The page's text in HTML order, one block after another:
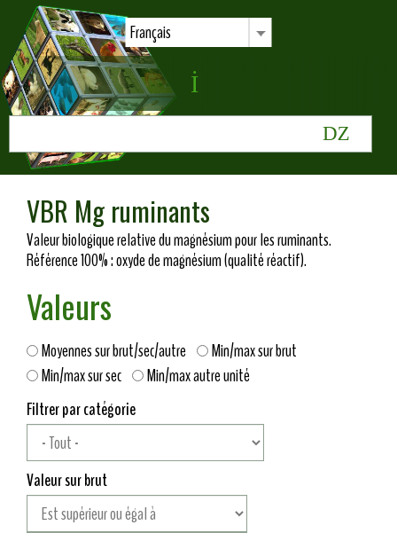
Français
VBR Mg ruminants
Valeur biologique relative du magnésium pour les ruminants.
Référence 100% : oxyde de magnésium (qualité réactif).
Valeurs
Moyennes sur brut/sec/autre
Min/max sur brut
Min/max sur sec
Min/max autre unité
Filtrer par catégorie
Valeur sur brut